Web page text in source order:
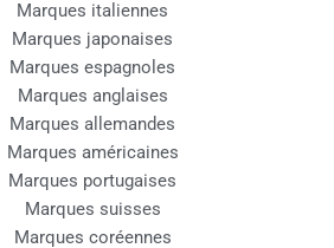
Marques italiennes
Marques japonaises
Marques espagnoles
Marques anglaises
Marques allemandes
Marques américaines
Marques portugaises
Marques suisses
Marques coréennes